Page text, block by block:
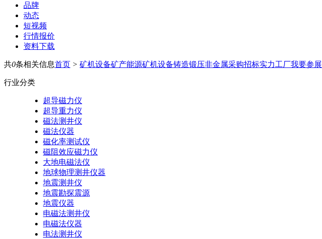
品牌
动态
短视频
行情报价
资料下载
共0条相关信息首页 > 矿机设备矿产能源矿机设备铸造锻压非金属采购招标实力工厂我要参展
行业分类
超导磁力仪
超导重力仪
磁法测井仪
磁法仪器
磁化率测试仪
磁阻效应磁力仪
大地电磁法仪
地球物理测井仪器
地震测井仪
地震勘探震源
地震仪器
电磁法测井仪
电磁法仪器
电法测井仪